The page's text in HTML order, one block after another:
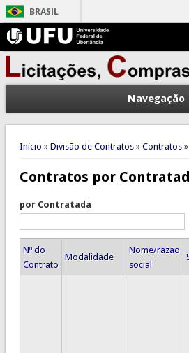
BRASIL
Navegação
Você está aqui
Início » Divisão de Contratos» Contratos»
Contratos por
por Contratada
Nº do
Contrato
Modalidade
Nome/razão
social